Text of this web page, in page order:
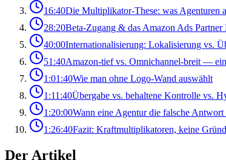
16:40Die Multiplikator-These: was Agenturen
28:20Beta-Zugang & das Amazon Ads
40:00Internationalisierung: Lokalisierung vs.
51:40Amazon-tief vs. Omnichannel-breit —
1:01:40Wie man ohne Logo-Wand auswählt
1:11:40Übergabe vs. behaltene Kontrolle vs.
1:20:00Wann eine Agentur die falsche Antwort
1:26:40Fazit: Kraftmultiplikatoren, keine
Der Artikel